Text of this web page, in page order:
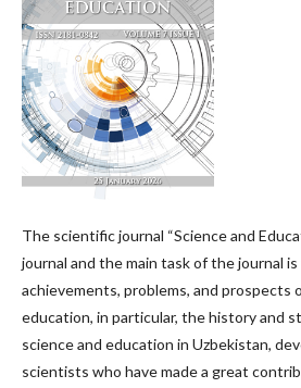
The scientific journal “Science and
journal and the main task of the journal
achievements, problems, and prospects
education, in particular, the history and
science and education in Uzbekistan,
scientists who have made a great